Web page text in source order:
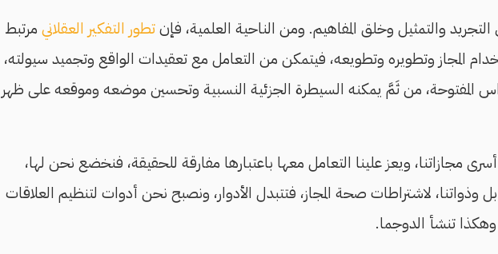
التجريد والتمثيل وخلق المفاهيم. ومن الناحية العلمية، فإنتطور التفكير العقلاني مرتبط
المجاز وتطويره وتطويعه، فيتمكن من التعامل مع تعقيدات الواقع وتجميد سيولته،
المفتوحة، من ثَمَّ يمكنه السيطرة الجزئية النسبية وتحسين موضعه وموقعه على ظهر
مجازاتنا، ويعز علينا التعامل معها باعتبارها مفارقة للحقيقة، فنخضع نحن لها،
وذواتنا، لاشتراطات صحة المجاز، فتتبدل الأدوار، ونصبح نحن أدوات لتنظيم العلاقات
تنشأ الدوجما.